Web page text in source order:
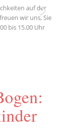
auf der
wir uns, Sie
bis 15.00 Uhr